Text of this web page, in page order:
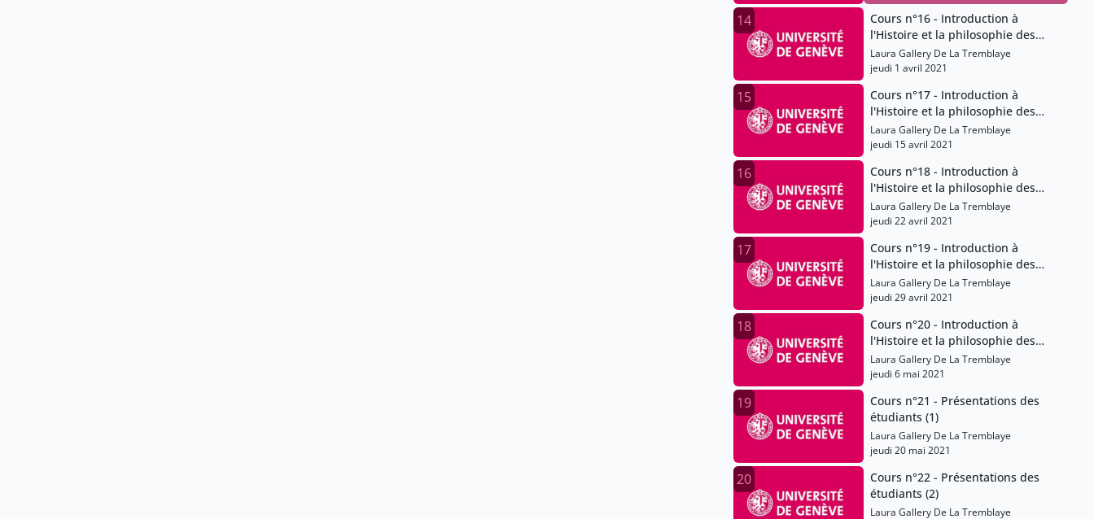
14
Cours n°16 - Introduction à
l'Histoire et la philosophie des
sciences
Laura Gallery De La Tremblaye
jeudi 1 avril 2021
15
Cours n°17 - Introduction à
l'Histoire et la philosophie des
sciences
Laura Gallery De La Tremblaye
jeudi 15 avril 2021
16
Cours n°18 - Introduction à
l'Histoire et la philosophie des
sciences
Laura Gallery De La Tremblaye
jeudi 22 avril 2021
17
Cours n°19 - Introduction à
l'Histoire et la philosophie des
sciences
Laura Gallery De La Tremblaye
jeudi 29 avril 2021
18
Cours n°20 - Introduction à
l'Histoire et la philosophie des
sciences
Laura Gallery De La Tremblaye
jeudi 6 mai 2021
19
Cours n°21 - Présentations des
étudiants (1)
Laura Gallery De La Tremblaye
jeudi 20 mai 2021
20
Cours n°22 - Présentations des
étudiants (2)
Laura Gallery De La Tremblaye